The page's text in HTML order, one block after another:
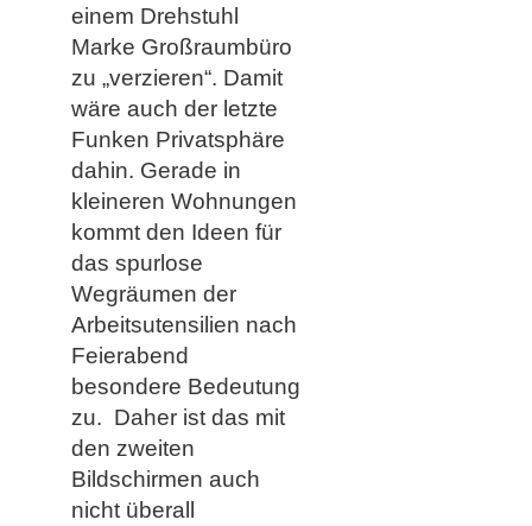
einem Drehstuhl
Marke Großraumbüro
zu „verzieren“. Damit
wäre auch der letzte
Funken Privatsphäre
dahin. Gerade in
kleineren Wohnungen
kommt den Ideen für
das spurlose
Wegräumen der
Arbeitsutensilien nach
Feierabend
besondere Bedeutung
zu. Daher ist das mit
den zweiten
Bildschirmen auch
nicht überall